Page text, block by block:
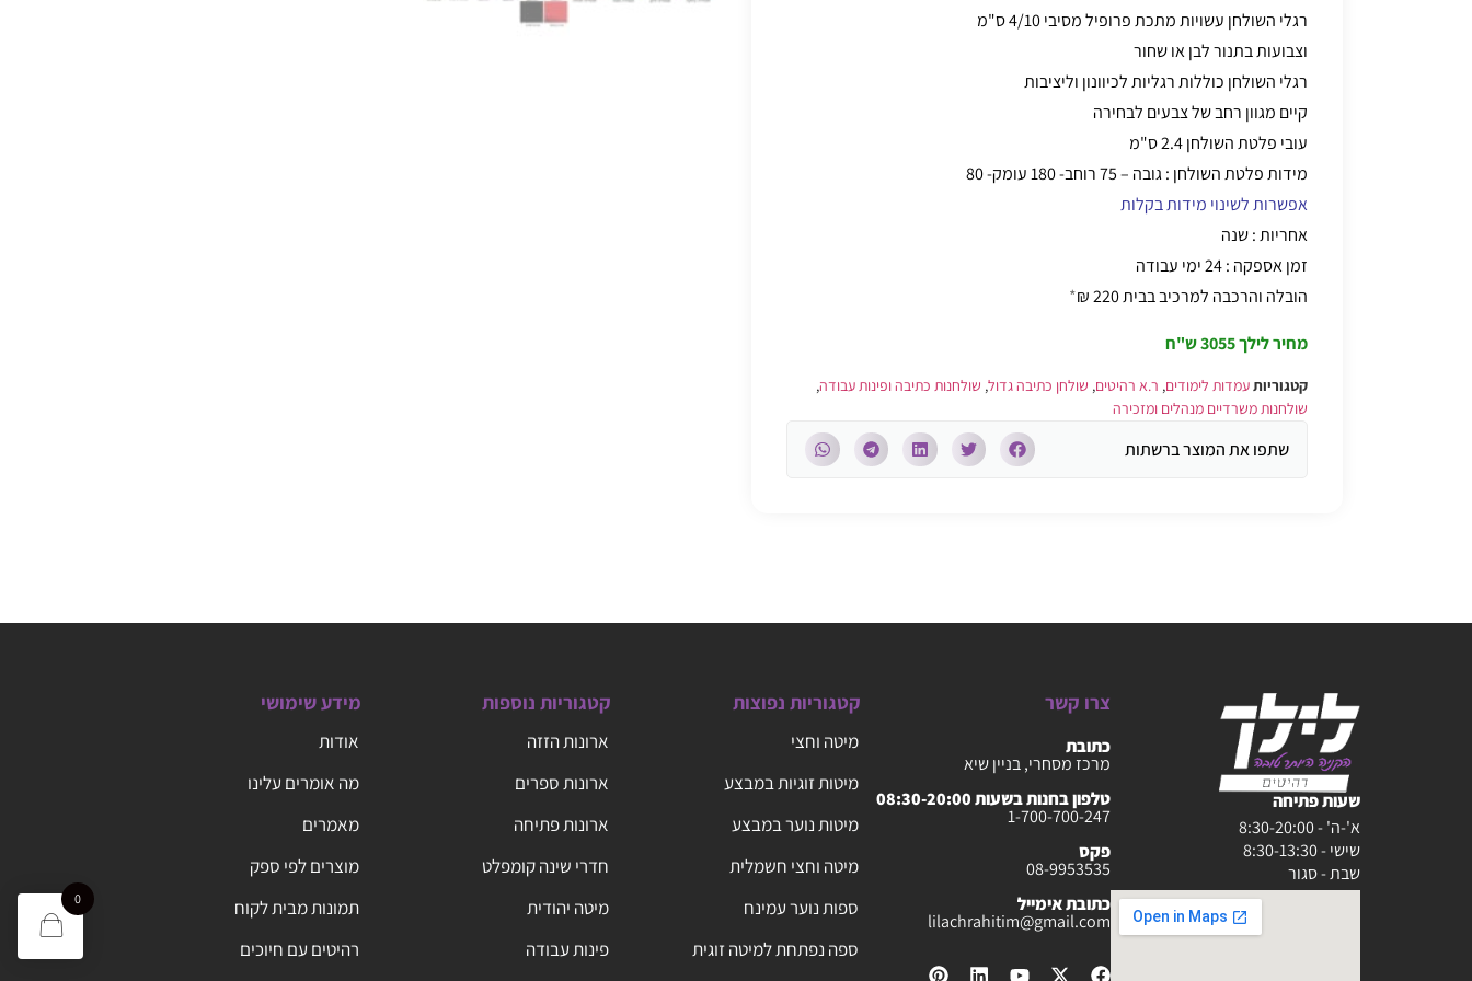
רגלי השולחן עשויות מתכת פרופיל מסיבי 4/10 ס"מ
וצבועות בתנור לבן או שחור
רגלי השולחן כוללות רגליות לכיוונון וליציבות
קיים מגוון רחב של צבעים לבחירה
עובי פלטת השולחן 2.4 ס"מ
מידות פלטת השולחן : גובה – 75 רוחב- 180 עומק- 80
אפשרות לשינוי מידות בקלות
אחריות : שנה
זמן אספקה : 24 ימי עבודה
הובלה והרכבה למרכיב בבית 220 ₪
*
מחיר לילך
קטגוריותעמדות לימודים, ר.א רהיטים, שולחן כתיבה גדול, שולחנות כתיבה ופינות עבודה,
שולחנות משרדיים מנהלים ומזכירה
שתפו את המוצר ברשתות
שעות פתיחה
א'-ה' - 8:30-20:00
שישי - 8:30-13:30
שבת - סגור
צרו קשר
כתובת
מרכז מסחרי, בניין שיא
טלפון בחנות בשעות 08:30-20:00
1-700-700-247
פקס
08-9953535
כתובת אימייל
lilachrahitim@gmail.com
קטגוריות נפוצות
מיטה וחצי
מיטות זוגיות במבצע
מיטות נוער במבצע
מיטה וחצי חשמלית
ספות נוער עמינח
ספה נפתחת למיטה זוגית
קטגוריות נוספות
ארונות הזזה
ארונות ספרים
ארונות פתיחה
חדרי שינה קומפלט
מיטה יהודית
פינות עבודה
מידע שימושי
אודות
מה אומרים עלינו
מאמרים
מוצרים לפי ספק
תמונות מבית לקוח
רהיטים עם חיוכים
0